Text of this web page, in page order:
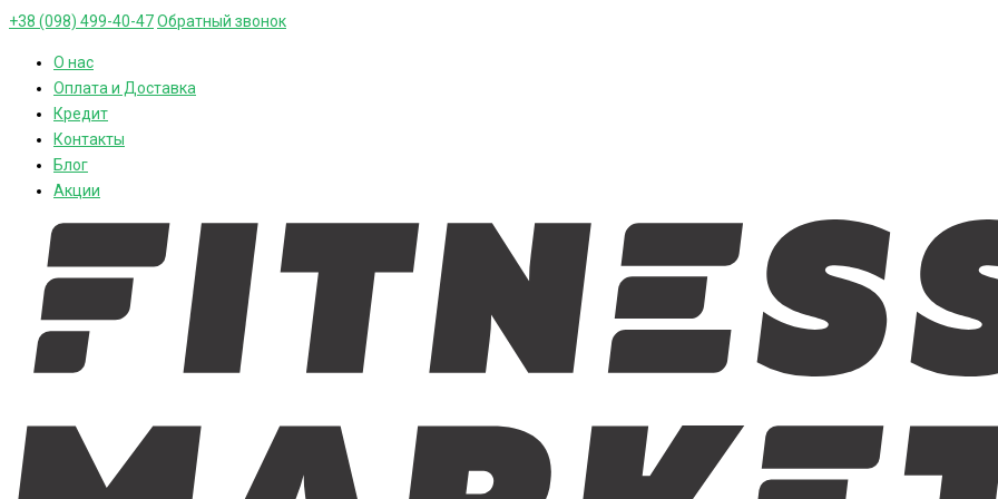
+38 (098) 499-40-47Обратный звонок
О нас
Оплата и Доставка
Кредит
Контакты
Блог
Акции